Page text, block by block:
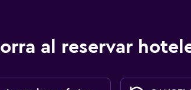
al reservar